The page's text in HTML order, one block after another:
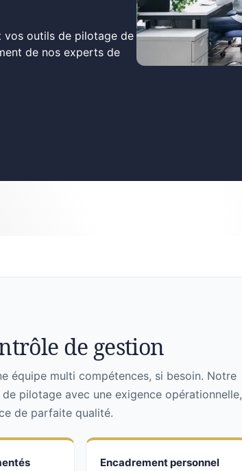
vos outils de pilotage de
de nos experts de
de gestion
équipe multi compétences, si besoin. Notre
pilotage avec une exigence opérationnelle,
de parfaite qualité.
Encadrement personnel